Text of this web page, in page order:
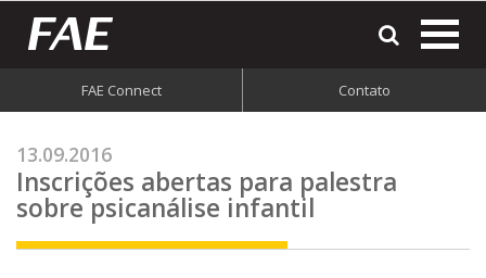
FAE Connect Contato
13.09.2016
Inscrições abertas para palestra
sobre psicanálise infantil